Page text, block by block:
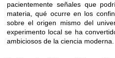
pacientemente señales que
materia, qué ocurre en los
sobre el origen mismo del
experimento local se ha
ambiciosos de la ciencia moderna.